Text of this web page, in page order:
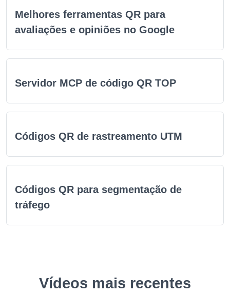
Melhores ferramentas QR para
avaliações e opiniões no Google
Servidor MCP de código QR TOP
Códigos QR de rastreamento UTM
Códigos QR para segmentação de
tráfego
Vídeos mais recentes